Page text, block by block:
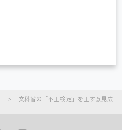
> 文科省の「不正検定」を正す意見広